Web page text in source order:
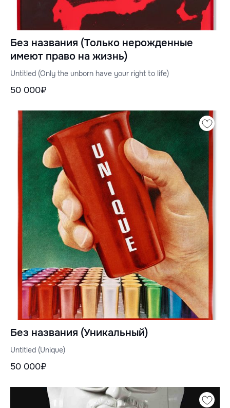
Без названия (Только нерожденные
имеют право на жизнь)
Untitled (Only the unborn have your right to life)
50 000₽
Без названия (Уникальный)
Untitled (Unique)
50 000₽